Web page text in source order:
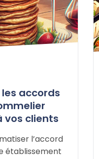
accords
vos clients
l’accord
établissement